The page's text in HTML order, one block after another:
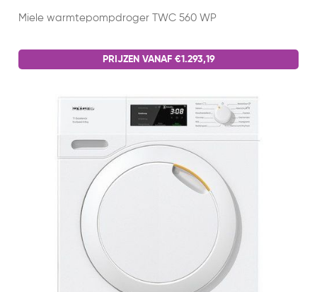
Miele warmtepompdroger TWC 560 WP
PRIJZEN VANAF €1.293,19